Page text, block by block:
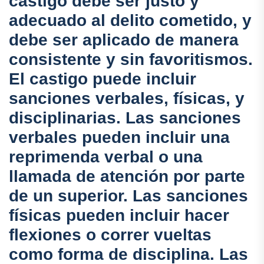
adecuado al delito cometido, y
debe ser aplicado de manera
consistente y sin favoritismos.
El castigo puede incluir
sanciones verbales, físicas, y
disciplinarias. Las sanciones
verbales pueden incluir una
reprimenda verbal o una
llamada de atención por parte
de un superior. Las sanciones
físicas pueden incluir hacer
flexiones o correr vueltas
como forma de disciplina. Las